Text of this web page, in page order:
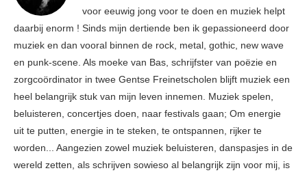
voor eeuwig jong voor te doen en muziek helpt
daarbij enorm ! Sinds mijn dertiende ben ik gepassioneerd door
muziek en dan vooral binnen de rock, metal, gothic, new wave
en punk-scene. Als moeke van Bas, schrijfster van poëzie en
zorgcoördinator in twee Gentse Freinetscholen blijft muziek een
heel belangrijk stuk van mijn leven innemen. Muziek spelen,
beluisteren, concertjes doen, naar festivals gaan; Om energie
uit te putten, energie in te steken, te ontspannen, rijker te
worden... Aangezien zowel muziek beluisteren, danspasjes in de
wereld zetten, als schrijven sowieso al belangrijk zijn voor mij, is